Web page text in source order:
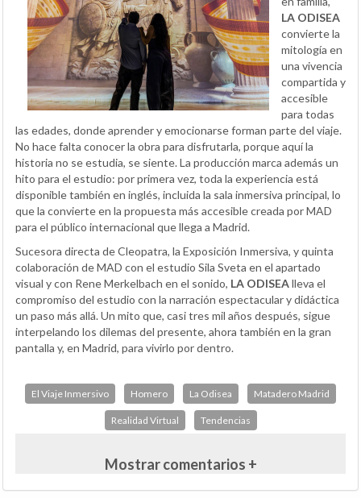
LA ODISEA
convierte la
mitología en
una vivencia
compartida y
accesible
para todas
las edades, donde aprender y emocionarse forman parte del viaje.
No hace falta conocer la obra para disfrutarla, porque aquí la
historia no se estudia, se siente. La producción marca además un
hito para el estudio: por primera vez, toda la experiencia está
disponible también en inglés, incluida la sala inmersiva principal, lo
que la convierte en la propuesta más accesible creada por MAD
para el público internacional que llega a Madrid.
Sucesora directa de Cleopatra, la Exposición Inmersiva, y quinta
colaboración de MAD con el estudio Sila Sveta en el apartado
visual y con Rene Merkelbach en el sonido, LA ODISEAlleva el
compromiso del estudio con la narración espectacular y didáctica
un paso más allá. Un mito que, casi tres mil años después, sigue
interpelando los dilemas del presente, ahora también en la gran
pantalla y, en Madrid, para vivirlo por dentro.
El Viaje Inmersivo Homero La Odisea Matadero Madrid
Realidad Virtual Tendencias
Mostrar comentarios +